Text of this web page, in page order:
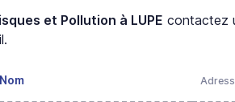
et Pollution à LUPE contactez
Nom